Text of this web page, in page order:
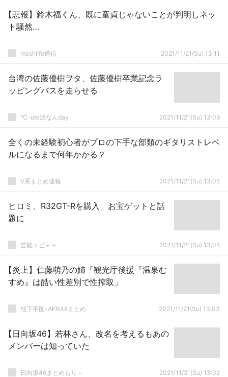
【悲報】鈴木福くん、既に童貞じゃないことが判明しネッ
ト騒然…
mashlife通信 2021/11/21(Su) 13:11
台湾の佐藤優樹ヲタ、佐藤優樹卒業記念ラ
ッピングバスを走らせる
℃-ute派なんday 2021/11/21(Su) 13:09
全くの未経験初心者がプロの下手な部類のギタリストレベ
ルになるまで何年かかる？
V系まとめ速報 2021/11/21(Su) 13:05
ヒロミ、R32GT-Rを購入 お宝ゲットと話
題に
芸能トピ＋＋ 2021/11/21(Su) 13:05
【炎上】仁藤萌乃の姉「観光庁後援『温泉む
すめ』は酷い性差別で性搾取」
地下帝国-AKB48まとめ 2021/11/21(Su) 13:03
【日向坂46】若林さん、改名を考えるもあの
メンバーは知っていた
日向坂46まとめもり～ 2021/11/21(Su) 13:02